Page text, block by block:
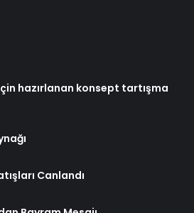
hazırlanan konsept tartışma
Canlandı